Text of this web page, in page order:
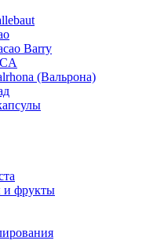
Barry
(Вальрона)
и фрукты